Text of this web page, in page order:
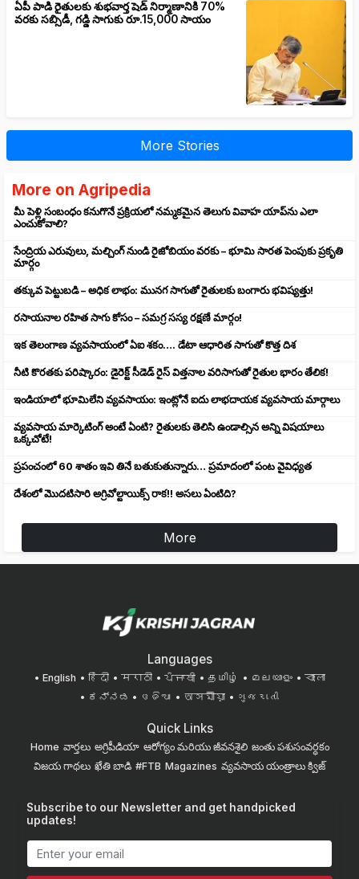
ఏపీ పాడి రైతులకు శుభవార్త షెడ్ నిర్మాణానికి 70%
వరకు సబ్సిడీ, గడ్డి సాగుకు రూ.15,000 సాయం
More Stories
More on Agripedia
మీ పెళ్లి సంబంధం కనుగొనే ప్రక్రియలో నమ్మకమైన తెలుగు వివాహ యాప్‌ను ఎలా
ఎంచుకోవాలి?
సేంద్రియ ఎరువులు, మల్చింగ్ నుండి రైజోబియం వరకు – భూమి సారత పెంపుకు ప్రకృతి
మార్గం
తక్కువ పెట్టుబడి – అధిక లాభం: మునగ సాగుతో రైతులకు బంగారు భవిష్యత్తు!
రసాయనాల రహిత సాగు కోసం – సమగ్ర సస్య రక్షణే మార్గం!
ఇక తెలంగాణ వ్యవసాయంలో ఏఐ శకం…. డేటా ఆధారిత సాగుతో కొత్త దిశ
నీటి కొరతకు పరిష్కారం: డైరెక్ట్ సీడెడ్ రైస్ విత్తనాల వరిసాగుతో రైతుల భారం తేలిక!
ఇండియాలో భూమిలేని వ్యవసాయం: ఇంట్లోనే ఐదు లాభదాయక వ్యవసాయ మార్గాలు
వ్యవసాయ మార్కెటింగ్ అంటే ఏంటి? రైతులకు తెలిసి ఉండాల్సిన అన్ని విషయాలు
ఒక్కచోటే!
ప్రపంచంలో 60 శాతం ఇవి తినే బతుకుతున్నారు… ప్రమాదంలో పంట వైవిధ్యత
దేశంలో మొదటిసారి అగ్రివోల్టాయిక్స్ రాక!! అసలు ఏంటిది?
More
Languages
English हिंदी मराठी ਪੰਜਾਬੀ தமிழ் മലയാളം
বাংলা
ಕನ್ನಡ
ଓଡିଆ অসমীয়া ગુજરાતી
Quick Links
Home వార్తలు అగ్రిపీడియా ఆరోగ్యం మరియు జీవనశైలి జంతు పశుసంవర్ధకం
విజయ గాథలు ఖేతి బాడి #FTB Magazines వ్యవసాయ యంత్రాలు క్విజ్
Subscribe to our Newsletter and get handpicked
updates!